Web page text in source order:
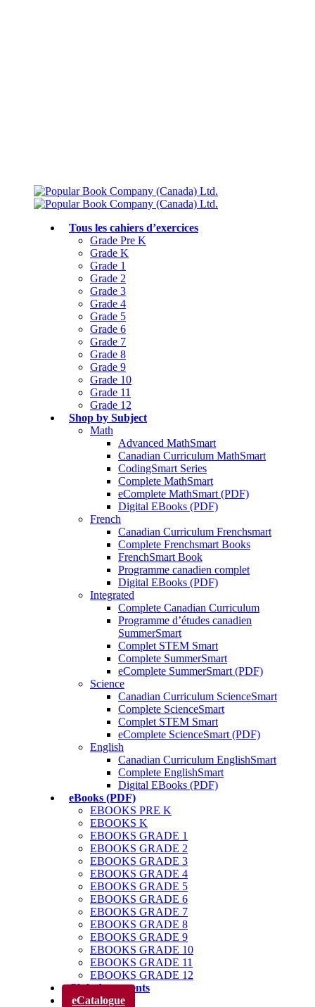
Tous les cahiers d’exercices
Grade Pre K
Grade K
Grade 1
Grade 2
Grade 3
Grade 4
Grade 5
Grade 6
Grade 7
Grade 8
Grade 9
Grade 10
Grade 11
Grade 12
Shop by Subject
Math
Advanced MathSmart
Canadian Curriculum MathSmart
CodingSmart Series
Complete MathSmart
eComplete MathSmart (PDF)
Digital EBooks (PDF)
French
Canadian Curriculum Frenchsmart
Complete Frenchsmart Books
FrenchSmart Book
Programme canadien complet
Digital EBooks (PDF)
Integrated
Complete Canadian Curriculum
Programme d’études canadien
SummerSmart
Complet STEM Smart
Complete SummerSmart
eComplete SummerSmart (PDF)
Science
Canadian Curriculum ScienceSmart
Complete ScienceSmart
Complet STEM Smart
eComplete ScienceSmart (PDF)
English
Canadian Curriculum EnglishSmart
Complete EnglishSmart
Digital EBooks (PDF)
eBooks (PDF)
EBOOKS PRE K
EBOOKS K
EBOOKS GRADE 1
EBOOKS GRADE 2
EBOOKS GRADE 3
EBOOKS GRADE 4
EBOOKS GRADE 5
EBOOKS GRADE 6
EBOOKS GRADE 7
EBOOKS GRADE 8
EBOOKS GRADE 9
EBOOKS GRADE 10
EBOOKS GRADE 11
EBOOKS GRADE 12
Club des parents
eCatalogue